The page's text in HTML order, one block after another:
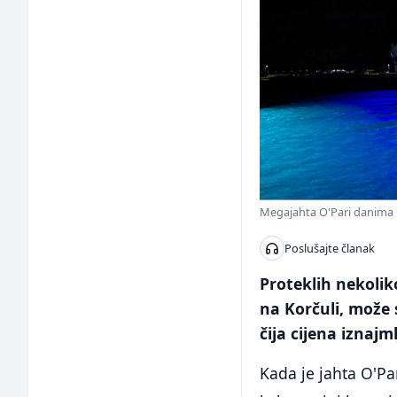
Megajahta O'Pari
Poslušajte članak
Proteklih
na Korčuli,
čija cijena
Kada je jahta